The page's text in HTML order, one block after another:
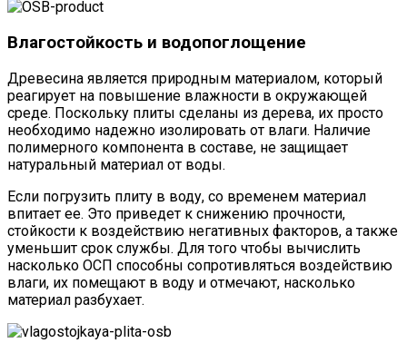
Влагостойкость и водопоглощение
Древесина является природным материалом, который
реагирует на повышение влажности в окружающей
среде. Поскольку плиты сделаны из дерева, их просто
необходимо надежно изолировать от влаги. Наличие
полимерного компонента в составе, не защищает
натуральный материал от воды.
Если погрузить плиту в воду, со временем материал
впитает ее. Это приведет к снижению прочности,
стойкости к воздействию негативных факторов, а также
уменьшит срок службы. Для того чтобы вычислить
насколько ОСП способны сопротивляться воздействию
влаги, их помещают в воду и отмечают, насколько
материал разбухает.